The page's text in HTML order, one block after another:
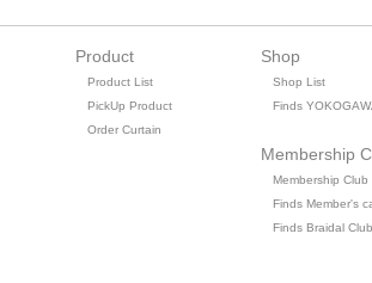
Product
Product List
PickUp Product
Order Curtain
Shop
Shop List
Finds
Membership
Membership Club
Finds Member's
Finds Braidal Club